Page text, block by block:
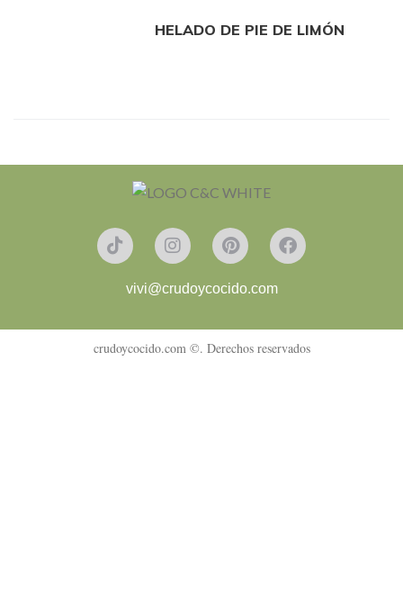
HELADO DE PIE DE LIMÓN
vivi@crudoycocido.com
crudoycocido.com ©. Derechos reservados